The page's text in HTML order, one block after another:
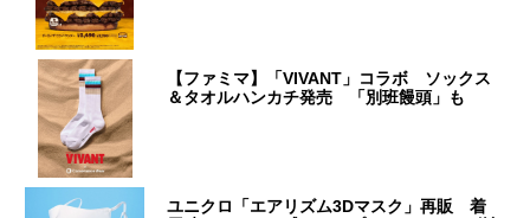
【ファミマ】「VIVANT」コラボ ソックス
＆タオルハンカチ発売 「別班饅頭」も
ユニクロ「エアリズム3Dマスク」再販 着